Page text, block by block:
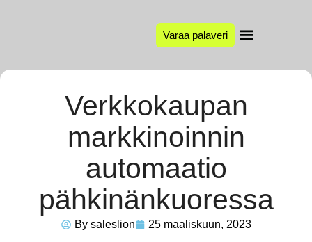
Varaa palaveri
Verkkokaupan
markkinoinnin
automaatio
pähkinänkuoressa
Bysaleslion 25 maaliskuun, 2023